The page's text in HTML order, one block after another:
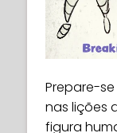
Prepare-
nas lições
figura